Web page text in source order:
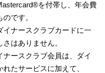
を付帯し、年会費
です。
イナースクラブカードに一
はありません。
ースクラブ会員は、ダイ
たサービスに加えて、